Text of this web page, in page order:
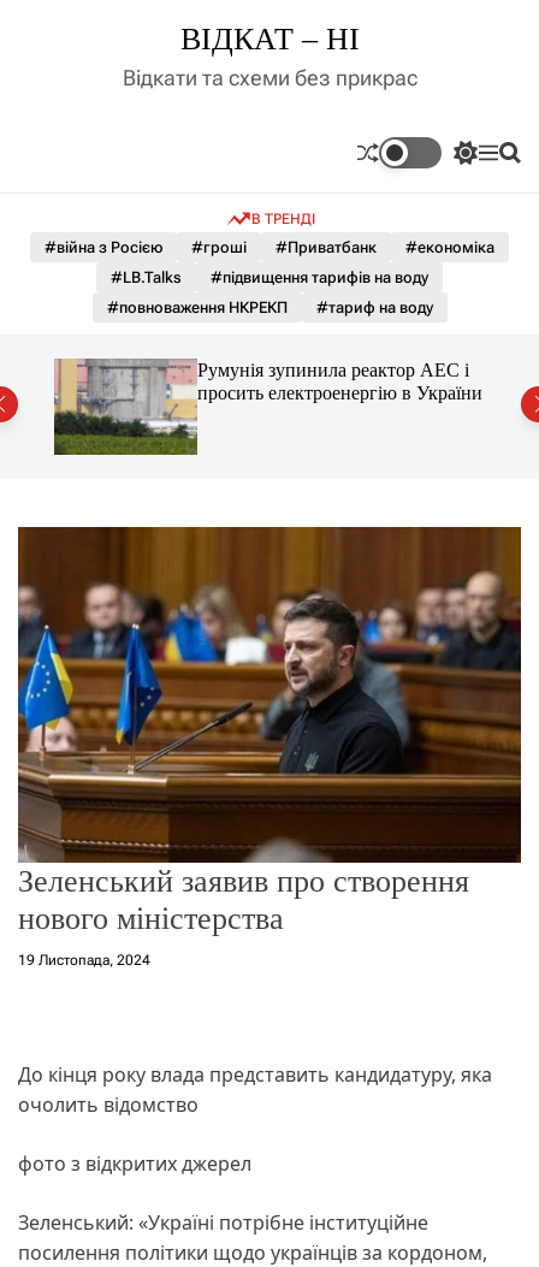
д
у
ВІДКАТ – НІ
Відкати та схеми без прикрас
П
м
к
а
о
л
ь
г
е
ж
и
м
у
М П
В ТРЕНДІ
#війна з Росією #гроші #Приватбанк
#економіка
#LB.Talks
#підвищення тарифів на воду
#повноваження НКРЕКП
#тариф на воду
Румунія зупинила реактор АЕС і
просить електроенергію в України
Зеленський заявив про створення
нового міністерства
19 Листопада, 2024
До кінця року влада представить кандидатуру, яка
очолить відомство
фото з відкритих джерел
Зеленський: «Україні потрібне інституційне
посилення політики щодо українців за кордоном,